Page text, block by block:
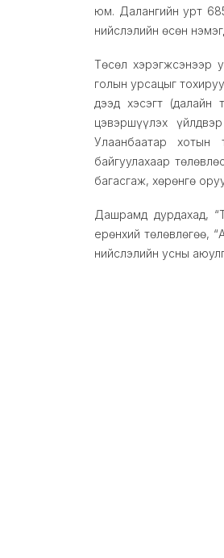
юм. Далангийн урт
нийслэлийн өсөн
Төсөл хэрэгжсэнээр
голын урсацыг
дээд хэсэгт
цэвэршүүлэх
Улаанбаатар хотын
байгуулахаар
багасгаж, хөрөнгө
Дашрамд дурдахад,
ерөнхий төлөвлөгөө,
нийслэлийн усны